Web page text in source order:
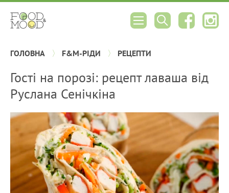
ГОЛОВНА F&M-РІДИ РЕЦЕПТИ
Гості на порозі: рецепт лаваша від
Руслана Сенічкіна